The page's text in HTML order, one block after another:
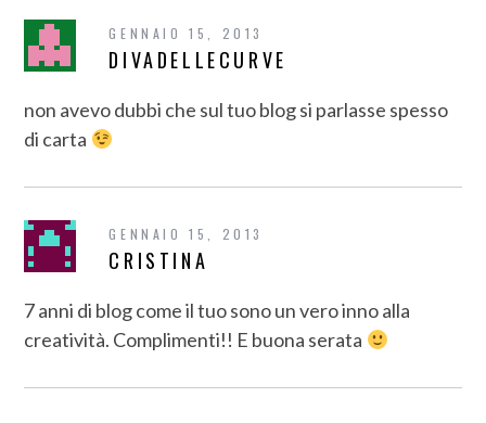
GENNAIO 15, 2013
DIVADELLECURVE
non avevo dubbi che sul tuo blog si parlasse spesso
di carta
GENNAIO 15, 2013
CRISTINA
7 anni di blog come il tuo sono un vero inno alla
creatività. Complimenti!! E buona serata